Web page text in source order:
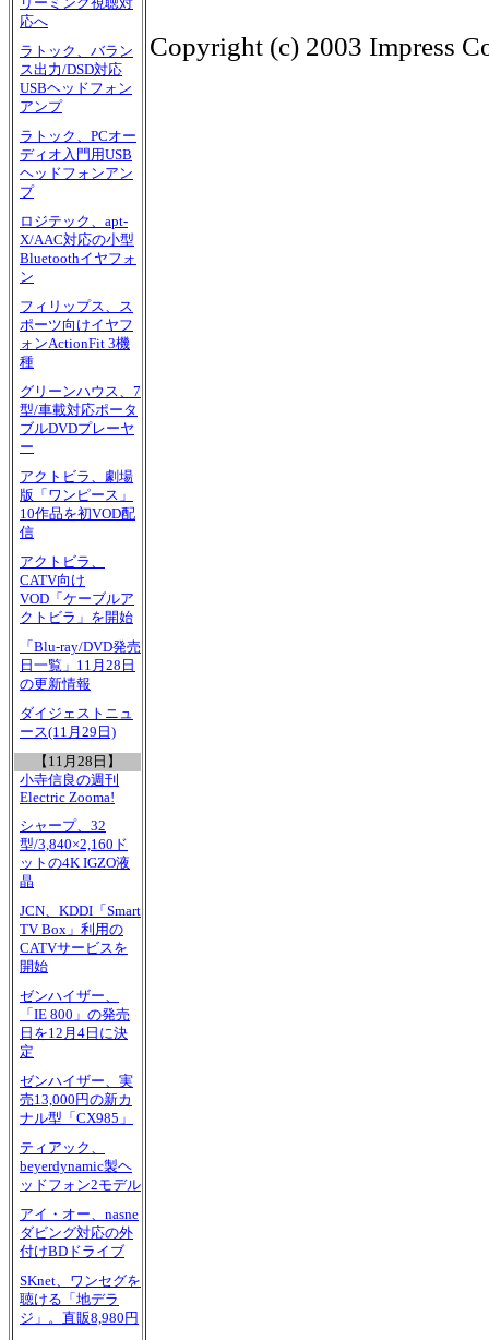
リーミング視聴対
応へ
ラトック、バラン
ス出力/DSD対応
USBヘッドフォン
アンプ
ラトック、PCオー
ディオ入門用USB
ヘッドフォンアン
プ
ロジテック、apt-
X/AAC対応の小型
Bluetoothイヤフォ
ン
フィリップス、ス
ポーツ向けイヤフ
ォンActionFit 3機
種
グリーンハウス、7
型/車載対応ポータ
ブルDVDプレーヤ
ー
アクトビラ、劇場
版「ワンピース」
10作品を初VOD配
信
アクトビラ、
CATV向け
VOD「ケーブルア
クトビラ」を開始
「Blu-ray/DVD発売
日一覧」11月28日
の更新情報
ダイジェストニュ
ース(11月29日)
【11月28日】
小寺信良の週刊
Electric Zooma!
シャープ、32
型/3,840×2,160ド
ットの4K IGZO液
晶
JCN、KDDI「Smart
TV Box」利用の
CATVサービスを
開始
ゼンハイザー、
「IE 800」の発売
日を12月4日に決
定
ゼンハイザー、実
売13,000円の新カ
ナル型「CX985」
ティアック、
beyerdynamic製ヘ
ッドフォン2モデル
アイ・オー、nasne
ダビング対応の外
付けBDドライブ
SKnet、ワンセグを
聴ける「地デラ
ジ」。直販8,980円
Copyright (c) 2003 Impress